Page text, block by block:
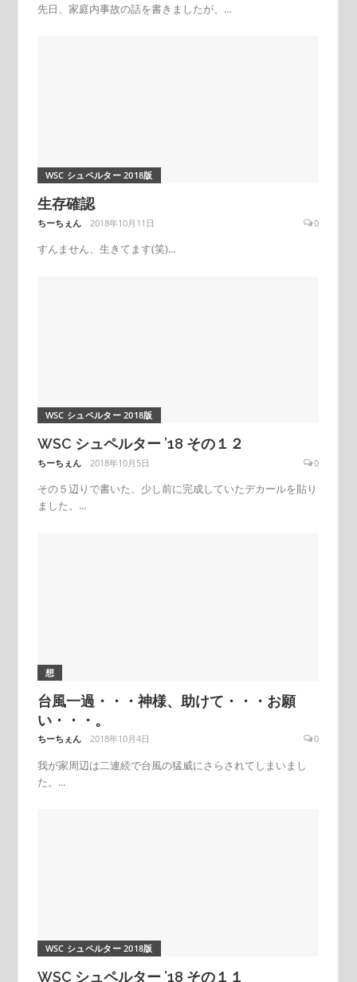
先日、家庭内事故の話を書きましたが、...
WSC シュペルター 2018版
生存確認
ちーちぇん 2018年10月11日 0
すんません、生きてます(笑)...
WSC シュペルター 2018版
WSC シュペルター ’18 その１２
ちーちぇん 2018年10月5日 0
その５辺りで書いた、少し前に完成していたデカールを貼り
ました。...
想
台風一過・・・神様、助けて・・・お願
い・・・。
ちーちぇん 2018年10月4日 0
我が家周辺は二連続で台風の猛威にさらされてしまいまし
た。...
WSC シュペルター 2018版
WSC シュペルター ’18 その１１